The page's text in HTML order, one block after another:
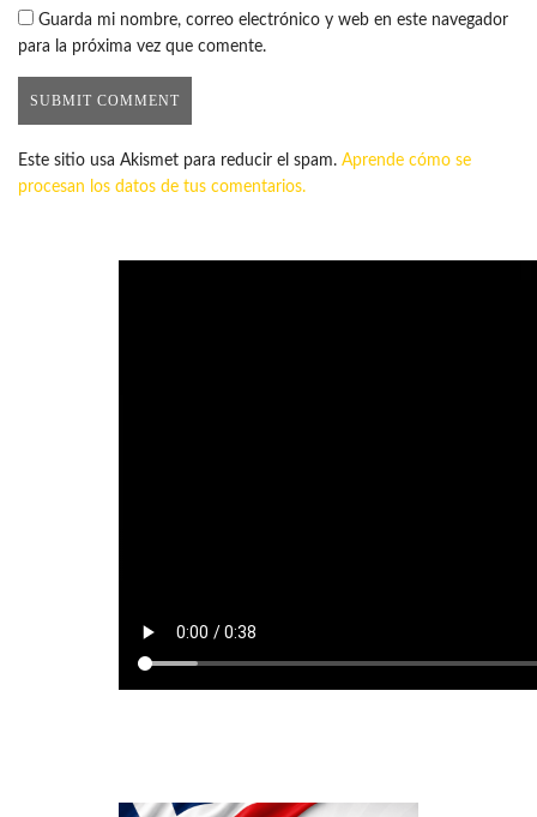
Guarda mi nombre, correo electrónico y web en este navegador
para la próxima vez que comente.
Este sitio usa Akismet para reducir el spam. Aprende cómo se
procesan los datos de tus comentarios.